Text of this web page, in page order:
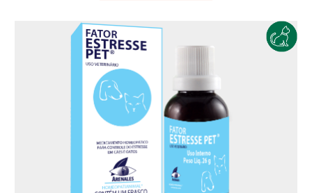
Coccidioses
Pré e pós operatório
Problemas de pele
Câncer/ nodosidades